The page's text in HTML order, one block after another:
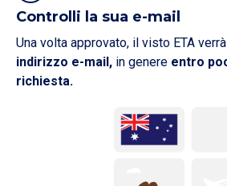
Controlli la sua e-mail
Una volta approvato, il visto ETA verrà
indirizzo e-mail, in genere entro
richiesta.